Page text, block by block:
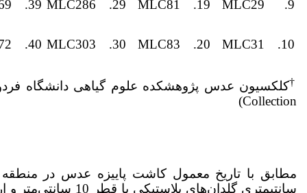
9.
MLC29
19.
MLC81
29.
MLC286
39.
10.
MLC31
20.
MLC83
30.
MLC303
40.
†
Collection)